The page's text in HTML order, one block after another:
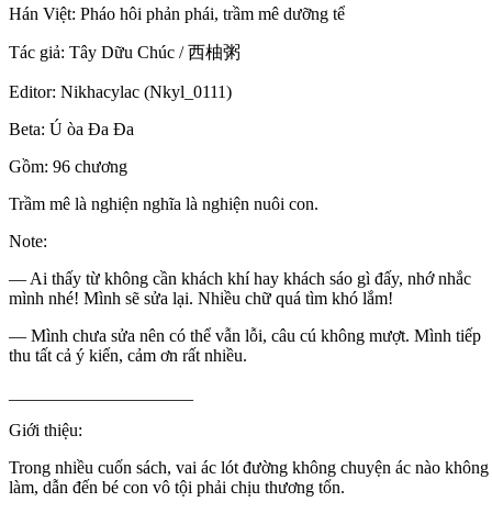
Hán Việt: Pháo hôi phản phái, trầm mê dưỡng tể
Tác giả: Tây Dữu Chúc / 西柚粥
Editor: Nikhacylac (Nkyl_0111)
Beta: Ú òa Đa Đa
Gồm: 96 chương
Trầm mê là nghiện nghĩa là nghiện nuôi con.
Note:
— Ai thấy từ không cần khách khí hay khách sáo gì đấy, nhớ nhắc
mình nhé! Mình sẽ sửa lại. Nhiều chữ quá tìm khó lắm!
— Mình chưa sửa nên có thể vẫn lỗi, câu cú không mượt. Mình tiếp
thu tất cả ý kiến, cảm ơn rất nhiều.
Giới thiệu:
Trong nhiều cuốn sách, vai ác lót đường không chuyện ác nào không
làm, dẫn đến bé con vô tội phải chịu thương tổn.